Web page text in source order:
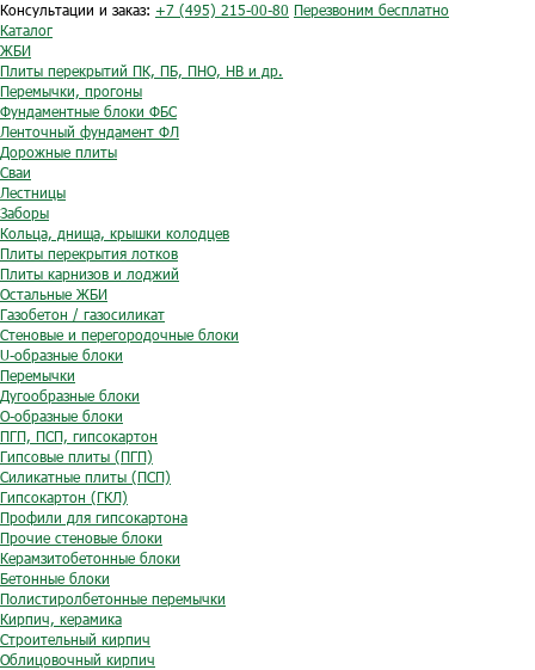
Консультации и заказ: +7 (495) 215-00-80 Перезвоним бесплатно
Каталог
ЖБИ
Плиты перекрытий ПК, ПБ, ПНО, НВ и др.
Перемычки, прогоны
Фундаментные блоки ФБС
Ленточный фундамент ФЛ
Дорожные плиты
Сваи
Лестницы
Заборы
Кольца, днища, крышки колодцев
Плиты перекрытия лотков
Плиты карнизов и лоджий
Остальные ЖБИ
Газобетон / газосиликат
Стеновые и перегородочные блоки
U-образные блоки
Перемычки
Дугообразные блоки
O-образные блоки
ПГП, ПСП, гипсокартон
Гипсовые плиты (ПГП)
Силикатные плиты (ПСП)
Гипсокартон (ГКЛ)
Профили для гипсокартона
Прочие стеновые блоки
Керамзитобетонные блоки
Бетонные блоки
Полистиролбетонные перемычки
Кирпич, керамика
Строительный кирпич
Облицовочный кирпич